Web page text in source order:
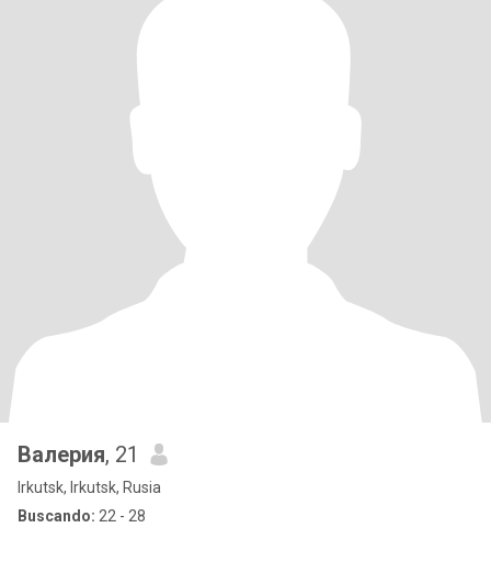
Валерия, 21
Irkutsk, Irkutsk, Rusia
Buscando: 22 - 28